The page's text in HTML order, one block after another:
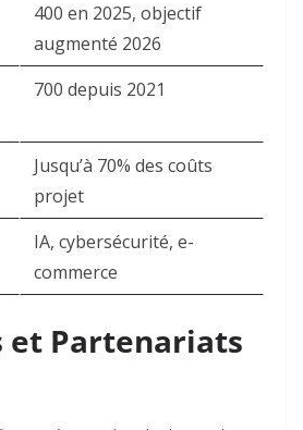
400 en 2025, objectif
augmenté 2026 ​
700 depuis 2021 ​
Jusqu’à 70% des coûts
projet ​
IA, cybersécurité, e-
commerce ​
et Partenariats